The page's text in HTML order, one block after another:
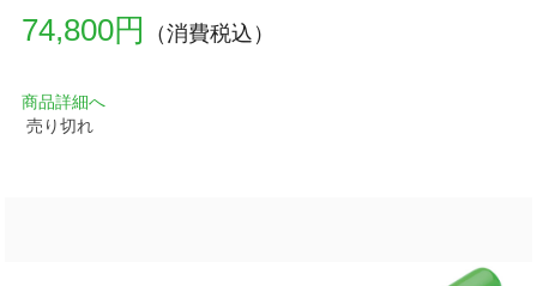
74,800円 （消費税込）
商品詳細へ
売り切れ